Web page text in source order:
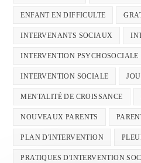
ENFANT EN DIFFICULTE
INTERVENANTS SOCIAUX
INTERVENTION PSYCHOSOCIALE
INTERVENTION SOCIALE
MENTALITÉ DE CROISSANCE
NOUVEAUX PARENTS
PLAN D'INTERVENTION
PRATIQUES D'INTERVENTION